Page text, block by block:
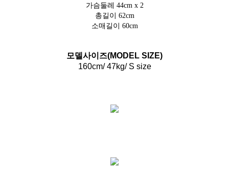
가슴둘레 44cm x 2
총길이 62cm
소매길이 60cm
모델사이즈(MODEL SIZE)
160cm/ 47kg/ S size